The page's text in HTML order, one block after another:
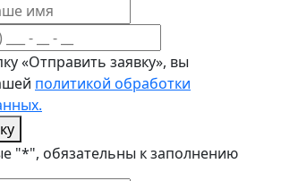
«Отправить заявку», вы
политикой обработки
"*", обязательны к заполнению